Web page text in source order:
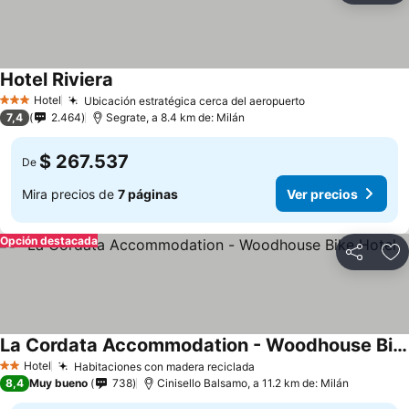
3 Estrellas
Hotel Ubicación estratégica cerca del aeropuerto
Hotel Riviera
7,4 2.464 Segrate, a 8.4 km de: Milán
De $ 267.537
Mira precios de 7 páginas Ver precios
Compartir
Opción destacada
2 Estrellas
Hotel Habitaciones con madera reciclada
La Cordata Accommodation - Woodhouse Bike Hotel
8,4 Muy bueno 738 Cinisello Balsamo, a 11.2 km de: Milán